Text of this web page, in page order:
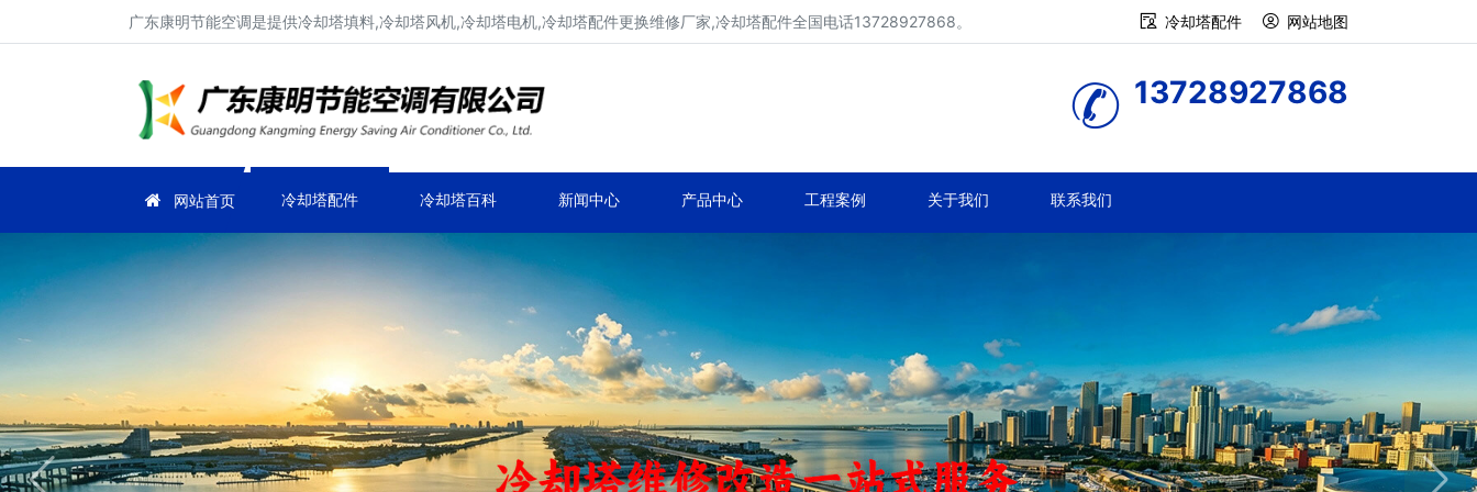
广东康明节能空调是提供冷却塔填料,冷却塔风机,冷却塔电机,冷却塔配件更换维修厂家,冷却塔配件全国电话13728927868。 冷却塔配件 网站地图
13728927868
网站首页 冷却塔配件 冷却塔百科 新闻中心 产品中心 工程案例 关于我们 联系我们